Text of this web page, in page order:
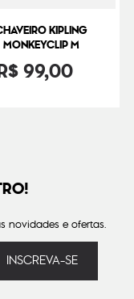
KIPLING
MONKEYCLIP M
99,00
novidades e ofertas.